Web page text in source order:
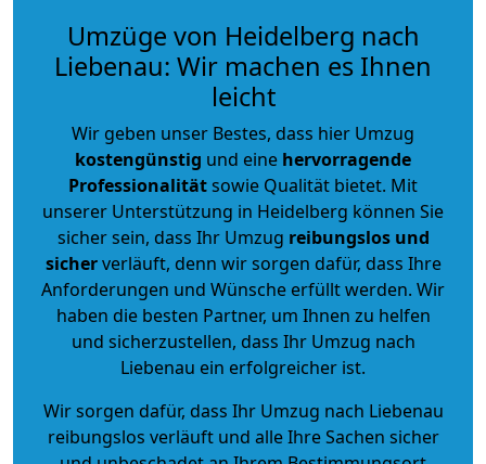
Umzüge von Heidelberg nach
Liebenau: Wir machen es Ihnen
leicht
Wir geben unser Bestes, dass hier Umzug
kostengünstig und eine hervorragende
Professionalitätsowie Qualität bietet. Mit
unserer Unterstützung in Heidelberg können Sie
sicher sein, dass Ihr Umzug reibungslos und
sicherverläuft, denn wir sorgen dafür, dass Ihre
Anforderungen und Wünsche erfüllt werden. Wir
haben die besten Partner, um Ihnen zu helfen
und sicherzustellen, dass Ihr Umzug nach
Liebenau ein erfolgreicher ist.
Wir sorgen dafür, dass Ihr Umzug nach Liebenau
reibungslos verläuft und alle Ihre Sachen sicher